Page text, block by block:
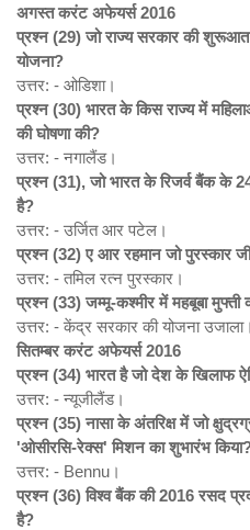
अगस्त करंट अफेयर्स 2016
प्रश्न (29) जो राज्य सरकार की
योजना?
उत्तर: - ओडिशा।
प्रश्न (30) भारत के किस राज्य में
की घोषणा की?
उत्तर: - नगालैंड।
प्रश्न (31), जो भारत के रिजर्व बैंक के
है?
उत्तर: - उर्जित आर पटेल।
प्रश्न (32) ए आर रहमान जो पुरस्कार
उत्तर: - तमिल रत्न पुरस्कार।
प्रश्न (33) जम्मू-कश्मीर में महबूबा मुफ्ती
उत्तर: - केंद्र सरकार की योजना उजाला।
सितम्बर करंट अफेयर्स 2016
प्रश्न (34) भारत है जो देश के खिलाफ
उत्तर: - न्यूजीलैंड।
प्रश्न (35) नासा के अंतरिक्ष में जो
'ओसीरसि-रेक्स' मिशन का शुभारंभ
उत्तर: - Bennu।
प्रश्न (36) विश्व बैंक की 2016 रसद
है?